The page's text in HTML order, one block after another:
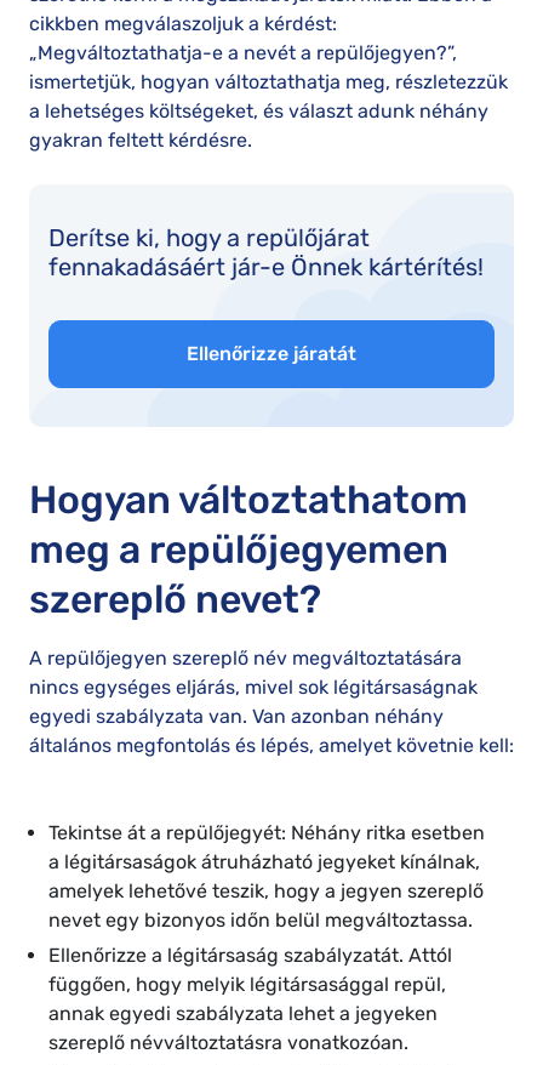
cikkben megválaszoljuk a kérdést:
„Megváltoztathatja-e a nevét a repülőjegyen?”,
ismertetjük, hogyan változtathatja meg, részletezzük
a lehetséges költségeket, és választ adunk néhány
gyakran feltett kérdésre.
Derítse ki, hogy a repülőjárat
fennakadásáért jár-e Önnek kártérítés!
Ellenőrizze járatát
Hogyan változtathatom
meg a repülőjegyemen
szereplő nevet?
A repülőjegyen szereplő név megváltoztatására
nincs egységes eljárás, mivel sok légitársaságnak
egyedi szabályzata van. Van azonban néhány
általános megfontolás és lépés, amelyet követnie kell:
Tekintse át a repülőjegyét: Néhány ritka esetben
a légitársaságok átruházható jegyeket kínálnak,
amelyek lehetővé teszik, hogy a jegyen szereplő
nevet egy bizonyos időn belül megváltoztassa.
Ellenőrizze a légitársaság szabályzatát. Attól
függően, hogy melyik légitársasággal repül,
annak egyedi szabályzata lehet a jegyeken
szereplő névváltoztatásra vonatkozóan.